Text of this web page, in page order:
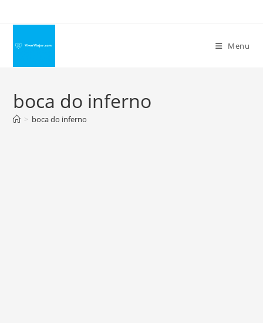
conteúdo
Menu
boca do inferno
> boca do inferno